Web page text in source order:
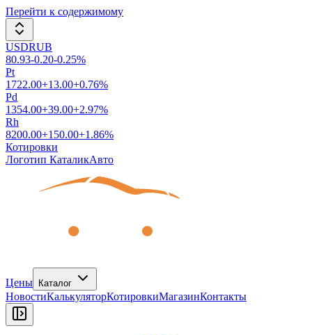
Перейти к содержимому
USDRUB
80.93-0.20-0.25%
Pt
1722.00+13.00+0.76%
Pd
1354.00+39.00+2.97%
Rh
8200.00+150.00+1.86%
Котировки
Логотип КаталикАвто
Цены Каталог
НовостиКалькуляторКотировкиМагазинКонтакты